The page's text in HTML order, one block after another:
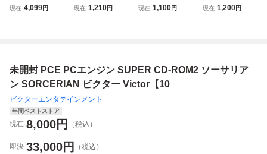
ト！新品未開封品
現在 4,099円
Cエンジン SUPE
現在 1,210円
Cエンジン SUPE
現在 1,100円
ER CD-ROM2 15
現在 1,200円
未開封 PCE PCエンジン SUPER CD-ROM2 ソーサリア
ン SORCERIAN ビクター Victor【10
ビクターエンタテインメント
年間ベストストア
現在 8,000円 （税込）
即決 33,000円 （税込）